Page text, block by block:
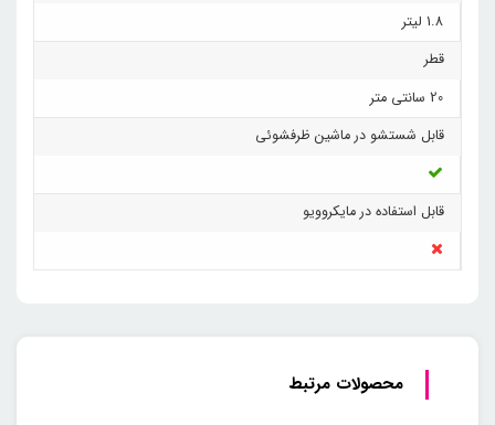
1.8 لیتر
قطر
20 سانتی متر
قابل شستشو در ماشین ظرفشوئی
قابل استفاده در مایکروویو
محصولات مرتبط